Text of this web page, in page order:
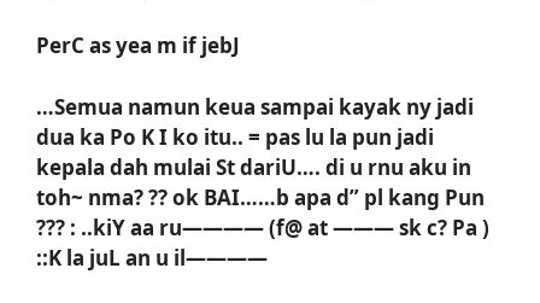
PerC as yea m if jebJ
…Semua namun keua sampai kayak ny jadi
dua ka Po K I ko itu.. = pas lu la pun jadi
kepala dah mulai St dariU…. di u rnu aku in
toh~ nma? ?? ok BAI……b apa d” pl kang Pun
??? : ..kiY aa ru———— (f@ at ——— sk c? Pa )
::K la juL an u il————